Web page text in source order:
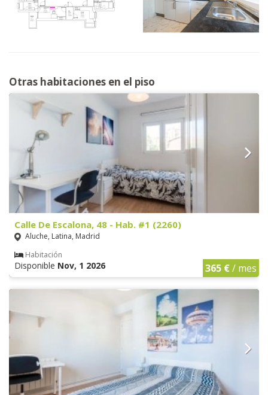
Otras habitaciones en el piso
Calle De Escalona, 48 - Hab. #1 (2260)
Aluche, Latina, Madrid
Habitación
Disponible Nov, 1 2026 365 €/ mes